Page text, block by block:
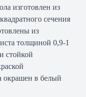
изготовлен из
сечения
из
толщиной 0,9-1
стойкой
окрашен в белый